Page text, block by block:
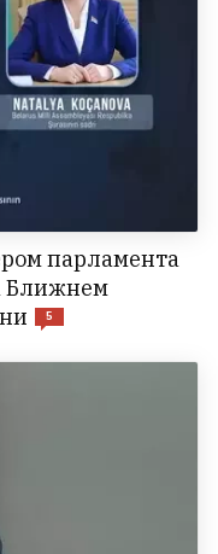
парламента
Ближнем
5